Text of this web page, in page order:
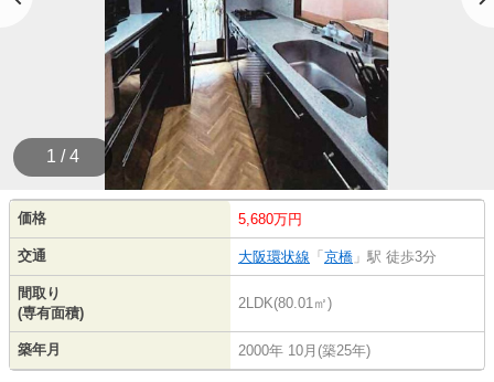
1 / 4
価格 5,680万円
交通 大阪環状線 「 京橋 」駅 徒歩3分
間取り
(専有面積)
2LDK(80.01㎡)
築年月 2000年 10月(築25年)